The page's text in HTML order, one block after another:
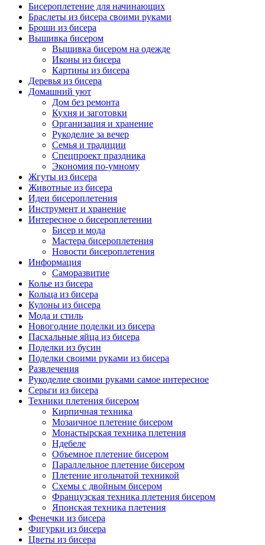
Бисероплетение для начинающих
Браслеты из бисера своими руками
Броши из бисера
Вышивка бисером
Вышивка бисером на одежде
Иконы из бисера
Картины из бисера
Деревья из бисера
Домашний уют
Дом без ремонта
Кухня и заготовки
Организация и хранение
Рукоделие за вечер
Семья и традиции
Спецпроект праздника
Экономия по-умному
Жгуты из бисера
Животные из бисера
Идеи бисероплетения
Инструмент и хранение
Интересное о бисероплетении
Бисер и мода
Мастера бисероплетения
Новости бисероплетения
Информация
Саморазвитие
Колье из бисера
Кольца из бисера
Кулоны из бисера
Мода и стиль
Новогодние поделки из бисера
Пасхальные яйца из бисера
Поделки из бусин
Поделки своими руками из бисера
Развлечения
Рукоделие своими руками самое интересное
Серьги из бисера
Техники плетения бисером
Кирпичная техника
Мозаичное плетение бисером
Монастырская техника плетения
Ндебеле
Объемное плетение бисером
Параллельное плетение бисером
Плетение игольчатой техникой
Схемы с двойным бисером
Французская техника плетения бисером
Японская техника плетения
Фенечки из бисера
Фигурки из бисера
Цветы из бисера